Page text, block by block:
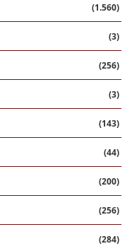
(1.560)
(3)
(256)
(3)
(143)
(44)
(200)
(256)
(284)